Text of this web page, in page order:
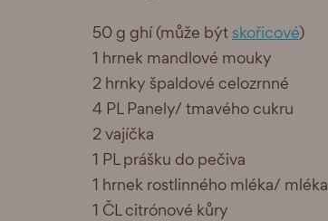
50 g ghí (může být skořicové)
1 hrnek mandlové mouky
2 hrnky špaldové celozrnné
4 PL Panely/ tmavého cukru
2 vajíčka
1 PL prášku do pečiva
1 hrnek rostlinného mléka/ mléka
1 ČL citrónové kůry